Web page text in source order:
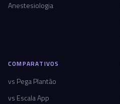
Anestesiologia
COMPARATIVOS
vs Pega Plantão
vs Escala App